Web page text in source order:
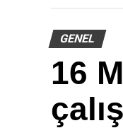
GENEL
16